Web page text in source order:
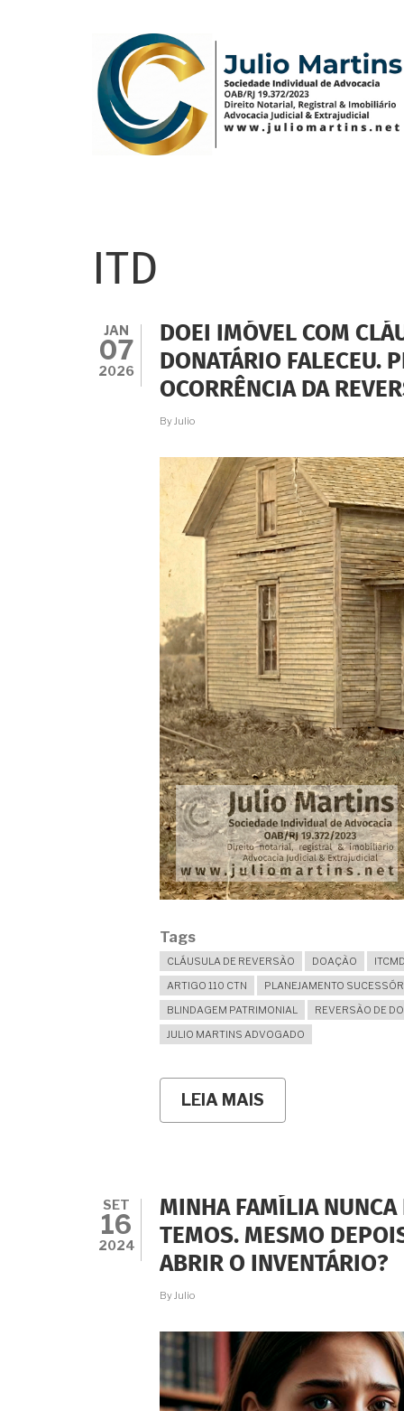
ITD
JAN
07
2026
DOEI IMÓVEL COM
DONATÁRIO FALECEU.
OCORRÊNCIA DA
ByJulio
Tags
CLÁUSULA DE REVERSÃO DOAÇÃO ITCMD
ARTIGO 110 CTN
PLANEJAMENTO
BLINDAGEM PATRIMONIAL
REVERSÃO DE
JULIO MARTINS ADVOGADO
LEIA MAIS
DOEI
REVERSÃO
E
O
DONATÁRIO
FALECEU.
ITCMD
PELA
OCORRÊNCIA
DA
REVERSÃO?
SET
16
2024
MINHA FAMÍLIA NUNCA
TEMOS. MESMO
ABRIR O INVENTÁRIO?
By Julio